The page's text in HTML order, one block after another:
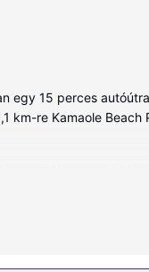
egy 15 perces
km-re Kamaole
is az Ön